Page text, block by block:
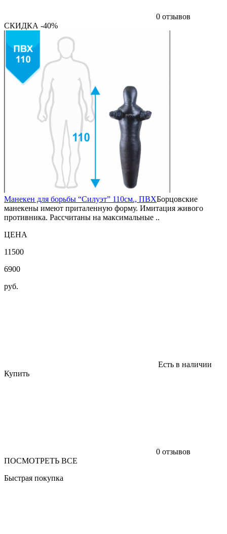
0 отзывов
СКИДКА -40%
Манекен для борьбы “Силуэт” 110см., ПВХБорцовские
манекены имеют приталенную форму. Имитация живого
противника. Рассчитаны на максимальные ..
ЦЕНА
11500
6900
руб.
Есть в наличии
Купить
0 отзывов
ПОСМОТРЕТЬ ВСЕ
Быстрая покупка